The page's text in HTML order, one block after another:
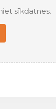
sīkdatnes.